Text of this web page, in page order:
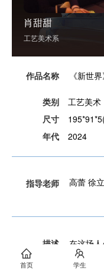
首页 学生
肖甜甜
工艺美术系
作品名称 《新世界
类别
工艺美术
尺寸
年代
2024
指导老师 高蕾 徐
描述
在这场
舞台，